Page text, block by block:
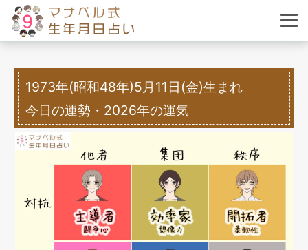
1973年(昭和48年)5月11日(金)生まれ
今日の運勢・2026年の運気